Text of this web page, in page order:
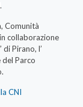
Comunità
collaborazione
Pirano, l’
Parco
CNI